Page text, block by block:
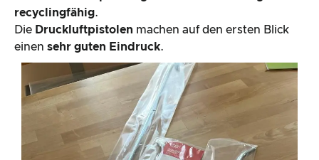
recyclingfähig.
Die Druckluftpistolen machen auf den ersten Blick
einen sehr guten Eindruck.